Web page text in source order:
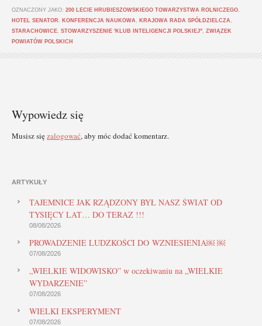
OZNACZONY JAKO: 200 LECIE HRUBIESZOWSKIEGO TOWARZYSTWA ROLNICZEGO
HOTEL SENATOR
KONFERENCJA NAUKOWA KRAJOWA RADA SPÓŁDZIELCZA
STARACHOWICE STOWARZYSZENIE 'KLUB INTELIGENCJI POLSKIEJ" ZWIĄZEK
POWIATÓW POLSKICH
Wypowiedz się
Musisz sięzalogować, aby móc dodać komentarz.
ARTYKUŁY
TAJEMNICE JAK RZĄDZONY BYŁ NASZ ŚWIAT OD
TYSIĘCY LAT… DO TERAZ !!!
08/08/2026
PROWADZENIE LUDZKOŚCI DO WZNIESIENIA￼ ￼
07/08/2026
„WIELKIE WIDOWISKO” w oczekiwaniu na „WIELKIE
WYDARZENIE”
07/08/2026
WIELKI EKSPERYMENT
07/08/2026